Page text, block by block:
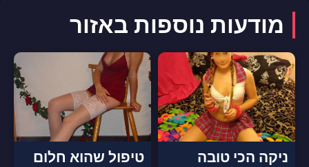
מודעות נוספות באזור
ניקה הכי טובה
טיפול שהוא חלום